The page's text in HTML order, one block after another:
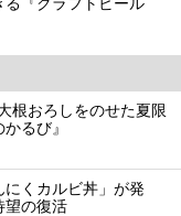
る『クラフトビール
根おろしをのせた夏限
るび』
にくカルビ丼」が発
望の復活